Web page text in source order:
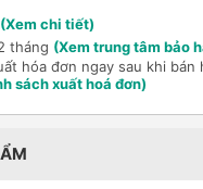
(Xem chi tiết)
tháng (Xem trung tâm bảo
hóa đơn ngay sau khi
sách xuất hoá đơn)